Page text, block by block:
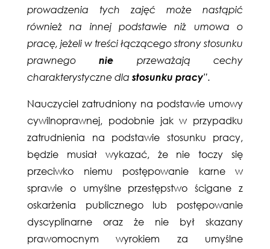
prowadzenia tych zajęć może nastąpić
również na innej podstawie niż umowa o
pracę, jeżeli w treści łączącego strony stosunku
prawnegonie przeważają cechy
charakterystyczne dla stosunku pracy”.
Nauczyciel zatrudniony na podstawie umowy
cywilnoprawnej, podobnie jak w przypadku
zatrudnienia na podstawie stosunku pracy,
będzie musiał wykazać, że nie toczy się
przeciwko niemu postępowanie karne w
sprawie o umyślne przestępstwo ścigane z
oskarżenia publicznego lub postępowanie
dyscyplinarne oraz że nie był skazany
prawomocnym wyrokiem za umyślne